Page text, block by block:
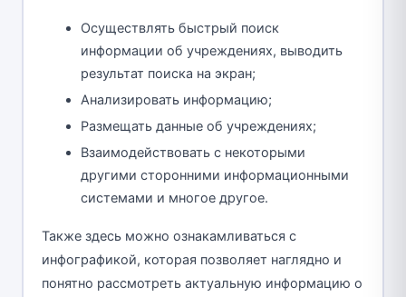
Осуществлять быстрый поиск
информации об учреждениях, выводить
результат поиска на экран;
Анализировать информацию;
Размещать данные об учреждениях;
Взаимодействовать с некоторыми
другими сторонними информационными
системами и многое другое.
Также здесь можно ознакамливаться с
инфографикой, которая позволяет наглядно и
понятно рассмотреть актуальную информацию о